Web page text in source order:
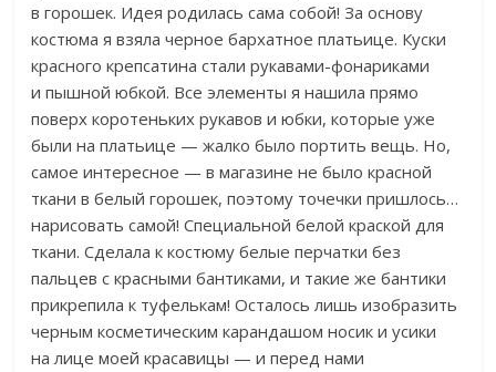
в горошек. Идея родилась сама собой! За основу
костюма я взяла черное бархатное платьице. Куски
красного крепсатина стали рукавами-фонариками
и пышной юбкой. Все элементы я нашила прямо
поверх коротеньких рукавов и юбки, которые уже
были на платьице — жалко было портить вещь. Но,
самое интересное — в магазине не было красной
ткани в белый горошек, поэтому точечки пришлось…
нарисовать самой! Специальной белой краской для
ткани. Сделала к костюму белые перчатки без
пальцев с красными бантиками, и такие же бантики
прикрепила к туфелькам! Осталось лишь изобразить
черным косметическим карандашом носик и усики
на лице моей красавицы — и перед нами